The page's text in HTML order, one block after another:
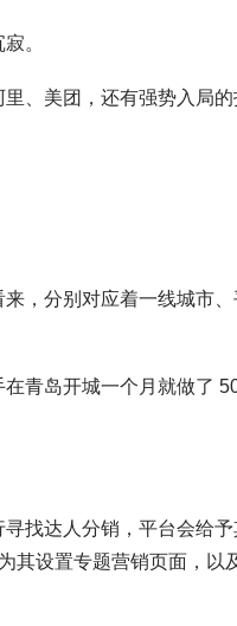
。
、美团，还有强势入局的
，分别对应着一线城市、
青岛开城一个月就做了
找达人分销，平台会给予
其设置专题营销页面，以